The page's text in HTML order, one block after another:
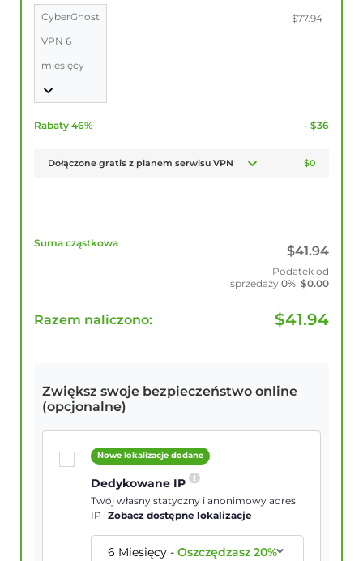
CyberGhost
VPN 6
miesięcy
$77.94
Rabaty 46% - $36
Dołączone gratis z planem serwisu VPN $0
Suma cząstkowa
$41.94
Podatek od
sprzedaży 0% $0.00
Razem naliczono: $41.94
Zwiększ swoje bezpieczeństwo online
(opcjonalne)
Nowe lokalizacje dodane
Dedykowane IP
Twój własny statyczny i anonimowy adres
IP
Zobacz dostępne lokalizacje
6 Miesięcy-Oszczędzasz20%